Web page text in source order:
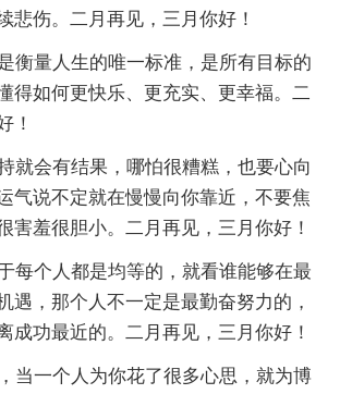
悲伤。二月再见，三月你好！
衡量人生的唯一标准，是所有目标的
得如何更快乐、更充实、更幸福。二
！
就会有结果，哪怕很糟糕，也要心向
气说不定就在慢慢向你靠近，不要焦
害羞很胆小。二月再见，三月你好！
每个人都是均等的，就看谁能够在最
遇，那个人不一定是最勤奋努力的，
成功最近的。二月再见，三月你好！
当一个人为你花了很多心思，就为博